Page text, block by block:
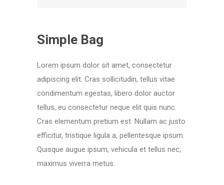
Simple Bag
Lorem ipsum dolor sit amet, consectetur
adipiscing elit. Cras sollicitudin, tellus vitae
condimentum egestas, libero dolor auctor
tellus, eu consectetur neque elit quis nunc.
Cras elementum pretium est. Nullam ac justo
efficitur, tristique ligula a, pellentesque ipsum.
Quisque augue ipsum, vehicula et tellus nec,
maximus viverra metus.